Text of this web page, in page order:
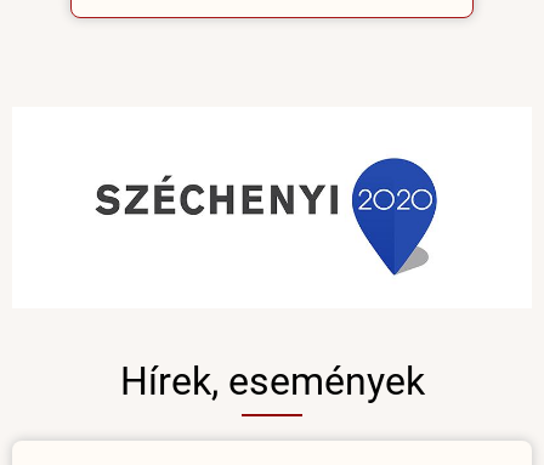
Hírek, események